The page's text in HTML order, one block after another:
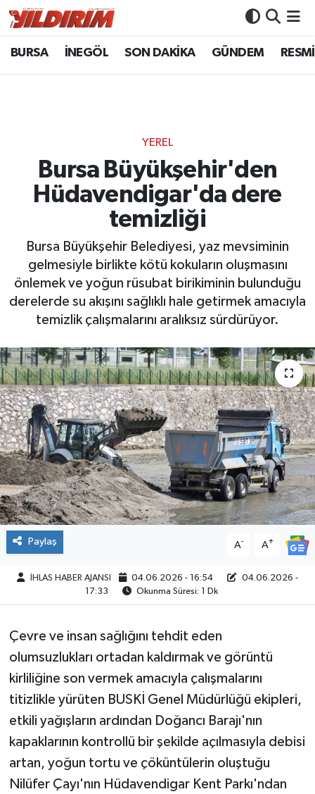
BURSA İNEGÖL SON DAKİKA GÜNDEM
YEREL
Bursa Büyükşehir'den
Hüdavendigar'da dere
temizliği
Bursa Büyükşehir Belediyesi, yaz mevsiminin
gelmesiyle birlikte kötü kokuların oluşmasını
önlemek ve yoğun rüsubat birikiminin bulunduğu
derelerde su akışını sağlıklı hale getirmek amacıyla
temizlik çalışmalarını aralıksız sürdürüyor.
Paylaş A- A+
İHLAS HABER AJANSI 04.06.2026 - 16:54
04.06.2026 -
17:33
Okunma Süresi: 1 Dk
Çevre ve insan sağlığını tehdit eden
olumsuzlukları ortadan kaldırmak ve görüntü
kirliliğine son vermek amacıyla çalışmalarını
titizlikle yürüten BUSKİ Genel Müdürlüğü ekipleri,
etkili yağışların ardından Doğancı Barajı'nın
kapaklarının kontrollü bir şekilde açılmasıyla debisi
artan, yoğun tortu ve çöküntülerin oluştuğu
Nilüfer Çayı'nın Hüdavendigar Kent Parkı'ndan
BURSA
GÜNDEM
RESMİ İLANLAR
SİYASET
YAŞAM
Bursa Nöbetçi Eczaneler
Bursa Trafik Yoğunluk Haritası
Süper Lig Puan Durumu ve Fikstür
Son Dakika Haberleri
Haber Arşivi